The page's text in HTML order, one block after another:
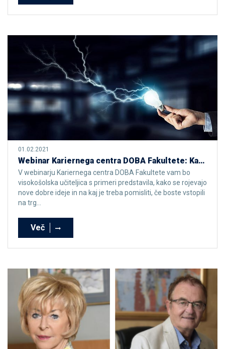
01.02.2021
Webinar Kariernega centra DOBA Fakultete: Kako najti in oceniti svojo podjetniško idejo
V webinarju Kariernega centra DOBA Fakultete vam bo
visokošolska učiteljica s primeri predstavila, kako se rojevajo
nove dobre ideje in na kaj je treba pomisliti, če boste vstopili
na trg...
Več